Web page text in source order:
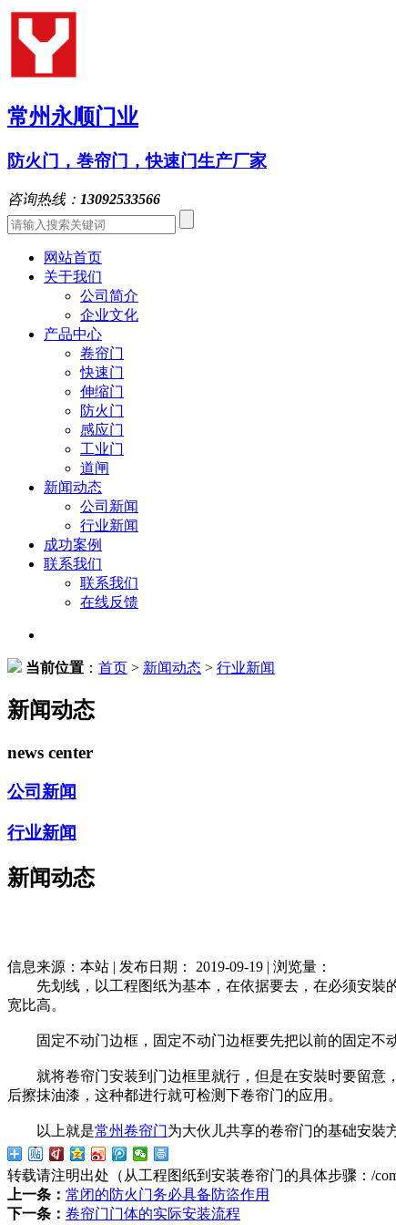
常州永顺门业
防火门，巻帘门，快速门生产厂家
咨询热线： 13092533566
网站首页
关于我们
公司简介
企业文化
产品中心
卷帘门
快速门
伸缩门
防火门
感应门
工业门
道闸
新闻动态
公司新闻
行业新闻
成功案例
联系我们
联系我们
在线反馈
当前位置 ： 首页 > 新闻动态 > 行业新闻
新闻动态
news center
公司新闻
行业新闻
新闻动态
信息来源：本站 | 发布日期： 2019-09-19 | 浏览量：
先划线，以工程图纸为基本，在依据要去，在必须安裝
宽比高。
固定不动门边框，固定不动门边框要先把以前的固定不动
就将卷帘门安装到门边框里就行，但是在安裝时要留意
后擦抹油漆，这种都进行就可检测下卷帘门的应用。
以上就是常州卷帘门为大伙儿共享的卷帘门的基础安裝
转载请注明出处（从工程图纸到安装卷帘门的具体步骤： /
上一条： 常闭的防火门务必具备防盜作用
下一条： 卷帘门门体的实际安装流程